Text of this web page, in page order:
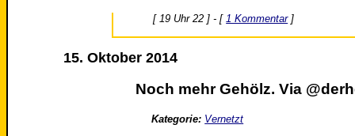
[ 19 Uhr 22 ] - [ 1 Kommentar]
15. Oktober 2014
Noch mehr Gehölz. Via
Kategorie: Vernetzt